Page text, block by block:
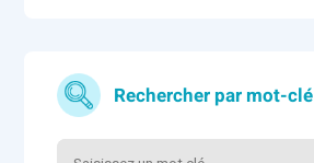
Rechercher par mot-clé